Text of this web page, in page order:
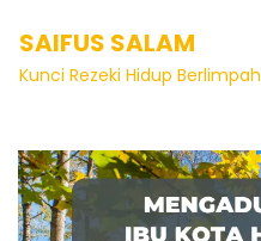
SAIFUS SALAM
Kunci Rezeki Hidup Berlimpah
Tag:properti